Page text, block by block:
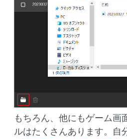
もちろん、他にもゲーム画
ルはたくさんあります。自